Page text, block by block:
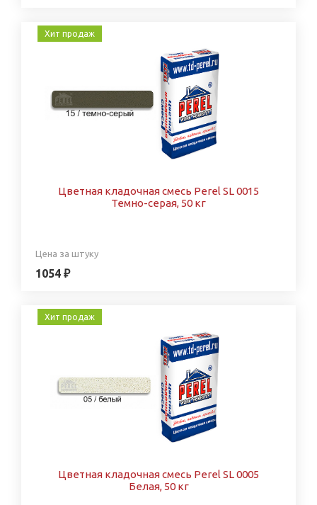
Хит продаж
Цветная кладочная смесь Perel SL 0015
Темно-серая, 50 кг
Цена за штуку
1054 ₽
Хит продаж
Цветная кладочная смесь Perel SL 0005
Белая, 50 кг